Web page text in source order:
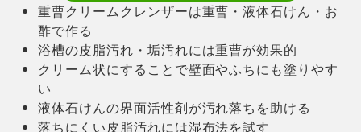
重曹クリームクレンザーは重曹・液体石けん・お
酢で作る
浴槽の皮脂汚れ・垢汚れには重曹が効果的
クリーム状にすることで壁面やふちにも塗りやす
い
液体石けんの界面活性剤が汚れ落ちを助ける
落ちにくい皮脂汚れには湿布法を試す